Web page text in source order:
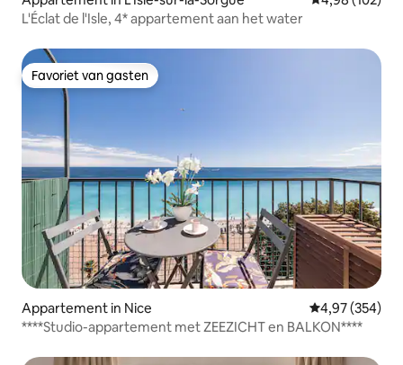
L'Éclat de l'Isle, 4* appartement aan het water
Favoriet van gasten
Favoriet van gasten
Appartement in Nice Gemiddelde
4,97 (354)
****Studio-appartement met ZEEZICHT en BALKON****